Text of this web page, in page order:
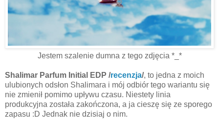
Jestem szalenie dumna z tego zdjęcia *_*
Shalimar Parfum Initial EDP /recenzja/, to jedna z moich
ulubionych odsłon Shalimara i mój odbiór tego wariantu się
nie zmienił pomimo upływu czasu. Niestety linia
produkcyjna została zakończona, a ja cieszę się ze sporego
zapasu :D Jednak nie dzisiaj o nim.